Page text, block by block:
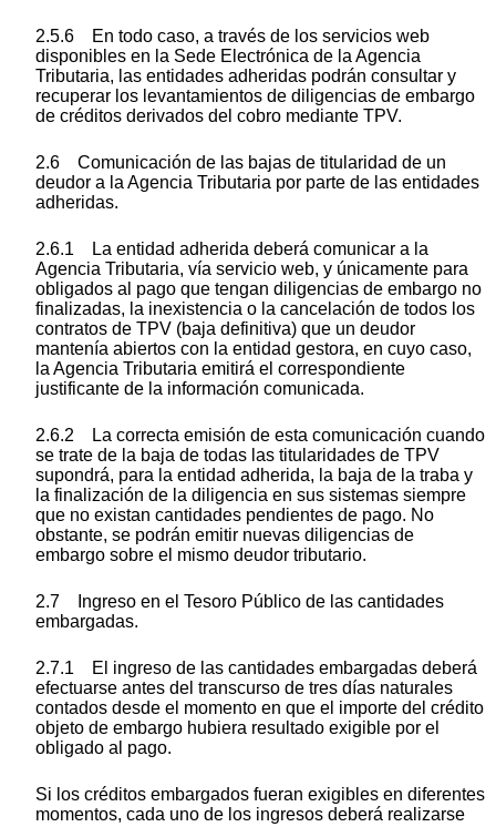
2.5.6 En todo caso, a través de los servicios web
disponibles en la Sede Electrónica de la Agencia
Tributaria, las entidades adheridas podrán consultar y
recuperar los levantamientos de diligencias de embargo
de créditos derivados del cobro mediante TPV.
2.6 Comunicación de las bajas de titularidad de un
deudor a la Agencia Tributaria por parte de las entidades
adheridas.
2.6.1 La entidad adherida deberá comunicar a la
Agencia Tributaria, vía servicio web, y únicamente para
obligados al pago que tengan diligencias de embargo no
finalizadas, la inexistencia o la cancelación de todos los
contratos de TPV (baja definitiva) que un deudor
mantenía abiertos con la entidad gestora, en cuyo caso,
la Agencia Tributaria emitirá el correspondiente
justificante de la información comunicada.
2.6.2 La correcta emisión de esta comunicación cuando
se trate de la baja de todas las titularidades de TPV
supondrá, para la entidad adherida, la baja de la traba y
la finalización de la diligencia en sus sistemas siempre
que no existan cantidades pendientes de pago. No
obstante, se podrán emitir nuevas diligencias de
embargo sobre el mismo deudor tributario.
2.7 Ingreso en el Tesoro Público de las cantidades
embargadas.
2.7.1 El ingreso de las cantidades embargadas deberá
efectuarse antes del transcurso de tres días naturales
contados desde el momento en que el importe del crédito
objeto de embargo hubiera resultado exigible por el
obligado al pago.
Si los créditos embargados fueran exigibles en diferentes
momentos, cada uno de los ingresos deberá realizarse